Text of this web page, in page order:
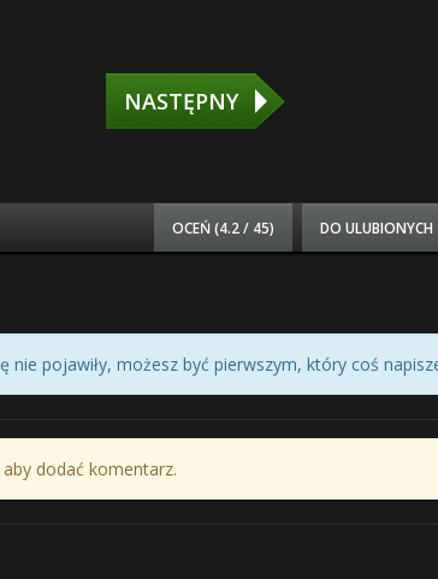
NASTĘPNY
OCEŃ (4.2 / 45) DO ULUBIONYCH
nie pojawiły, możesz być pierwszym, który coś
dodać komentarz.